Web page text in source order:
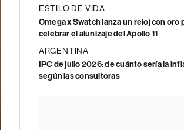
ESTILO DE VIDA
Omega x Swatch lanza un reloj con oro
celebrar el alunizaje del Apollo 11
ARGENTINA
IPC de julio 2026: de cuánto sería la
según las consultoras